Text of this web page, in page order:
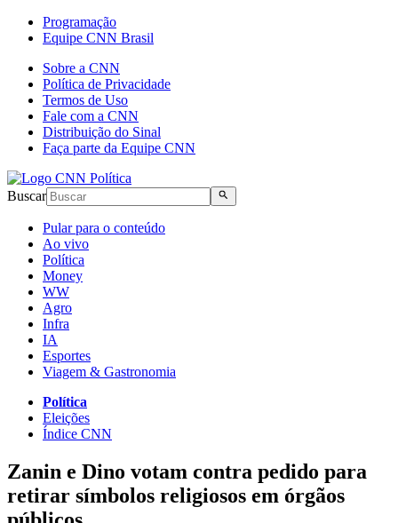
Programação
Equipe CNN Brasil
Sobre a CNN
Política de Privacidade
Termos de Uso
Fale com a CNN
Distribuição do Sinal
Faça parte da Equipe CNN
Buscar
Pular para o conteúdo
Ao vivo
Política
Money
WW
Agro
Infra
IA
Esportes
Viagem & Gastronomia
Política
Eleições
Índice CNN
Zanin e Dino votam contra pedido para
retirar símbolos religiosos em órgãos